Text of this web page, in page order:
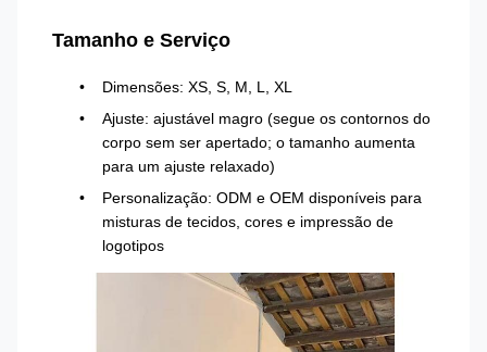
Tamanho e Serviço
Dimensões: XS, S, M, L, XL
Ajuste: ajustável magro (segue os contornos do
corpo sem ser apertado; o tamanho aumenta
para um ajuste relaxado)
Personalização: ODM e OEM disponíveis para
misturas de tecidos, cores e impressão de
logotipos